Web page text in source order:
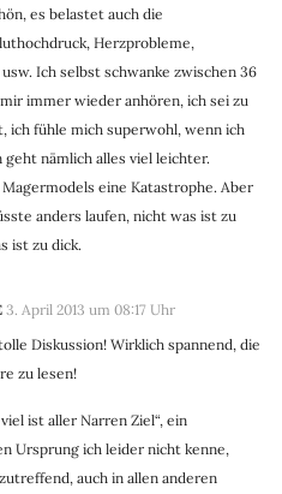
es belastet auch die
Herzprobleme,
Ich selbst schwanke zwischen 36
immer wieder anhören, ich sei zu
ich fühle mich superwohl, wenn ich
geht nämlich alles viel leichter.
eine Katastrophe. Aber
anders laufen, nicht was ist zu
ist zu dick.
3. April 2013 um 08:17 Uhr
Diskussion! Wirklich spannend, die
zu lesen!
ist aller Narren Ziel“, ein
Ursprung ich leider nicht kenne,
auch in allen anderen